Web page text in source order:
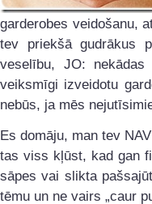
garderobes veidošanu,
tev priekšā gudrākus
veselību, JO:
veiksmīgi izveidotu
nebūs, ja mēs
Es domāju, man tev
tas viss kļūst, kad gan
sāpes vai slikta
tēmu un ne vairs „caur